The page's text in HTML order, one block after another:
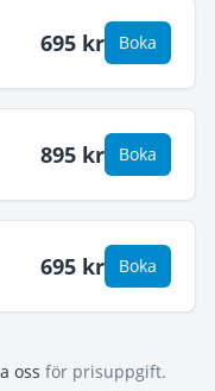
695 kr Boka
895 kr Boka
695 kr Boka
oss för prisuppgift.